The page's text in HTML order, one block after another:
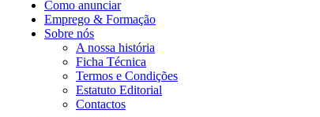
Como anunciar
Emprego & Formação
Sobre nós
A nossa história
Ficha Técnica
Termos e Condições
Estatuto Editorial
Contactos